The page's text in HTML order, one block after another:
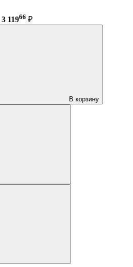
3 11966 ₽
В корзину